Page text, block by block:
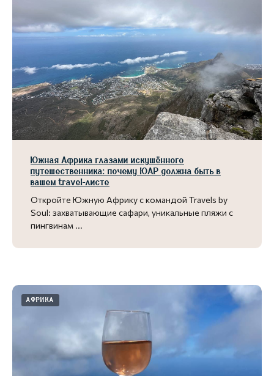
Южная Африка глазами искушённого
путешественника: почему ЮАР должна быть в
вашем travel-листе
Откройте Южную Африку с командой Travels by
Soul: захватывающие сафари, уникальные пляжи с
пингвинам ...
АФРИКА